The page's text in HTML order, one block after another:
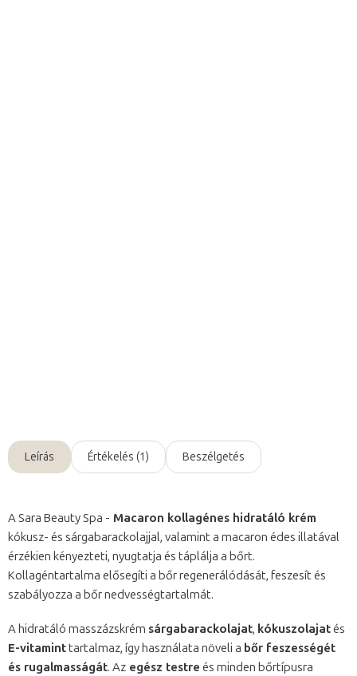
Leírás Értékelés (1) Beszélgetés
A Sara Beauty Spa - Macaron kollagénes hidratáló krém
kókusz- és sárgabarackolajjal, valamint a macaron édes illatával
érzékien kényezteti, nyugtatja és táplálja a bőrt.
Kollagéntartalma elősegíti a bőr regenerálódását, feszesít és
szabályozza a bőr nedvességtartalmát.
A hidratáló masszázskrém sárgabarackolajat, kókuszolajatés
E-vitaminttartalmaz, így használata növeli a bőr feszességét
és rugalmasságát. Az egész testre és minden bőrtípusra